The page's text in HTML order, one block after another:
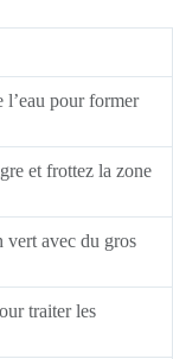
l’eau pour former
et frottez la zone
vert avec du gros
traiter les